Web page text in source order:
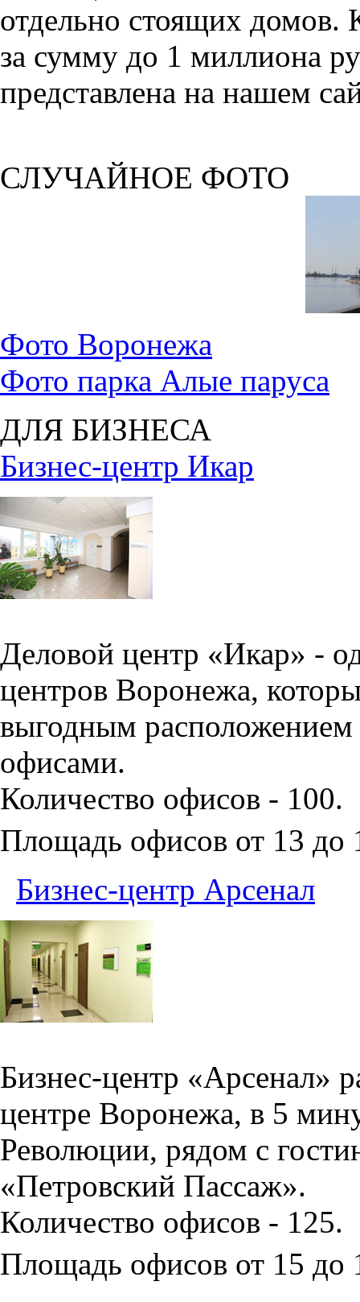
отдельно стоящих домов.
за сумму до 1 миллиона
представлена на нашем
СЛУЧАЙНОЕ ФОТО
Фото Воронежа
Фото парка Алые паруса
ДЛЯ БИЗНЕСА
Бизнес-центр Икар
Деловой центр «Икар» -
центров Воронежа,
выгодным
офисами.
Количество офисов - 100.
Площадь офисов от 13 до
Бизнес-центр Арсенал
Бизнес-центр «Арсенал»
центре Воронежа, в 5
Революции, рядом с
«Петровский Пассаж».
Количество офисов - 125.
Площадь офисов от 15 до